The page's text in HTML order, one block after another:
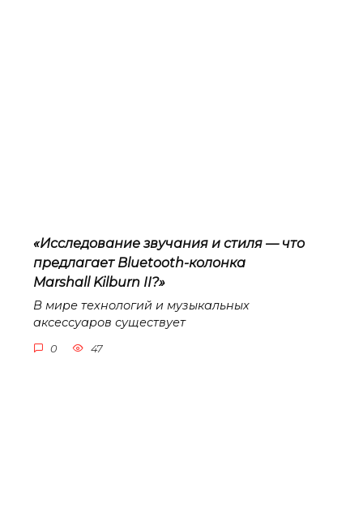
«Исследование звучания и стиля — что
предлагает Bluetooth-колонка
Marshall Kilburn II?»
В мире технологий и музыкальных
аксессуаров существует
0 47